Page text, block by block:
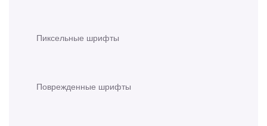
Пиксельные шрифты
Поврежденные шрифты